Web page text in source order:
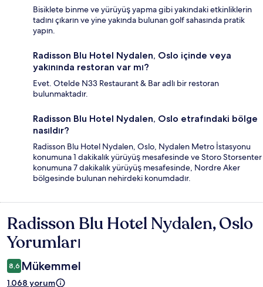
Bisiklete binme ve yürüyüş yapma gibi yakındaki etkinliklerin
tadını çıkarın ve yine yakında bulunan golf sahasında pratik
yapın.
Radisson Blu Hotel Nydalen, Oslo içinde veya
yakınında restoran var mı?
Evet. Otelde N33 Restaurant & Bar adlı bir restoran
bulunmaktadır.
Radisson Blu Hotel Nydalen, Oslo etrafındaki bölge
nasıldır?
Radisson Blu Hotel Nydalen, Oslo, Nydalen Metro İstasyonu
konumuna 1 dakikalık yürüyüş mesafesinde ve Storo Storsenter
konumuna 7 dakikalık yürüyüş mesafesinde, Nordre Aker
bölgesinde bulunan nehirdeki konumdadır.
Yorumlar
Radisson Blu Hotel Nydalen, Oslo
Yorumları
8,6 Mükemmel
1.068 yorum